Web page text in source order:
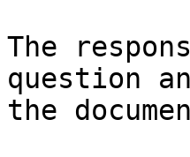
The
question
the